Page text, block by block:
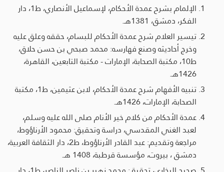
الإلمام بشرح عمدة الأحكام، لإسماعيل الأنصاري، ط1، دار
الفكر، دمشق، 1381هـ.
تيسير العلام شرح عمدة الأحكام للبسام، حققه وعلق عليه
وخرج أحاديثه وصنع فهارسه: محمد صبحي بن حسن حلاق،
ط10، مكتبة الصحابة، الإمارات - مكتبة التابعين، القاهرة،
1426هـ.
تنبيه الأفهام شرح عمدة الأحكام، لابن عثيمين، ط1، مكتبة
الصحابة، الإمارات، 1426هـ.
عمدة الأحكام من كلام خير الأنام صلى الله عليه وسلم،
لعبد الغني المقدسي، دراسة وتحقيق: محمود الأرناؤوط،
مراجعة وتقديم: عبد القادر الأرناؤوط، ط2، دار الثقافة العربية،
دمشق ، بيروت، مؤسسة قرطبة، 1408 هـ.